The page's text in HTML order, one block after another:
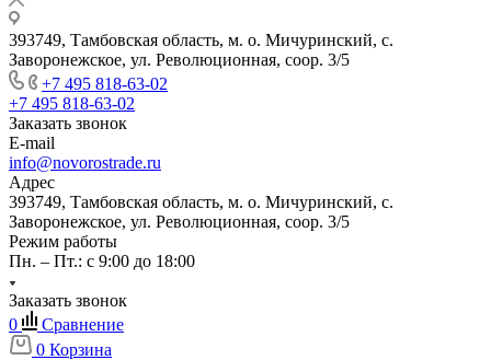
393749, Тамбовская область, м. о. Мичуринский, с.
Заворонежское, ул. Революционная, соор. 3/5
+7 495 818-63-02
+7 495 818-63-02
Заказать звонок
E-mail
info@novorostrade.ru
Адрес
393749, Тамбовская область, м. о. Мичуринский, с.
Заворонежское, ул. Революционная, соор. 3/5
Режим работы
Пн. – Пт.: с 9:00 до 18:00
Заказать звонок
0
Сравнение
0 Корзина